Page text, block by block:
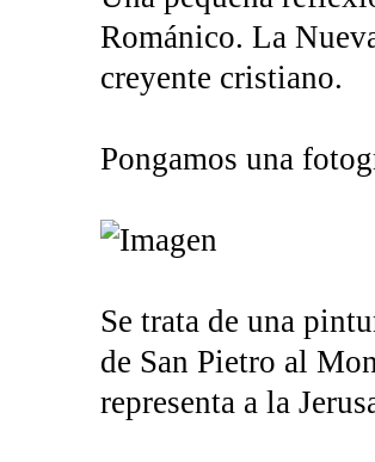
Románico. La
creyente cristiano.
Pongamos una
Se trata de una
de San Pietro al
representa a la